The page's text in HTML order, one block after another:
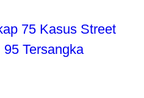
75 Kasus Street
Tersangka